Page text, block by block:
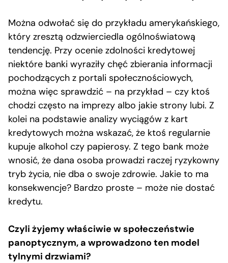
Można odwołać się do przykładu amerykańskiego,
który zresztą odzwierciedla ogólnoświatową
tendencję. Przy ocenie zdolności kredytowej
niektóre banki wyraziły chęć zbierania informacji
pochodzących z portali społecznościowych,
można więc sprawdzić – na przykład – czy ktoś
chodzi często na imprezy albo jakie strony lubi. Z
kolei na podstawie analizy wyciągów z kart
kredytowych można wskazać, że ktoś regularnie
kupuje alkohol czy papierosy. Z tego bank może
wnosić, że dana osoba prowadzi raczej ryzykowny
tryb życia, nie dba o swoje zdrowie. Jakie to ma
konsekwencje? Bardzo proste – może nie dostać
kredytu.
Czyli żyjemy właściwie w społeczeństwie
panoptycznym, a wprowadzono ten model
tylnymi drzwiami?